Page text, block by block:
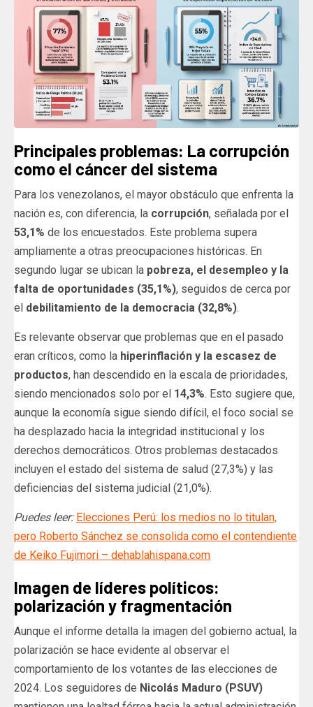
Principales problemas: La corrupción
como el cáncer del sistema
Para los venezolanos, el mayor obstáculo que enfrenta la
nación es, con diferencia, la corrupción, señalada por el
53,1% de los encuestados. Este problema supera
ampliamente a otras preocupaciones históricas. En
segundo lugar se ubican la pobreza, el desempleo y la
falta de oportunidades (35,1%), seguidos de cerca por
el debilitamiento de la democracia (32,8%).
Es relevante observar que problemas que en el pasado
eran críticos, como la hiperinflación y la escasez de
productos, han descendido en la escala de prioridades,
siendo mencionados solo por el 14,3%. Esto sugiere que,
aunque la economía sigue siendo difícil, el foco social se
ha desplazado hacia la integridad institucional y los
derechos democráticos. Otros problemas destacados
incluyen el estado del sistema de salud (27,3%) y las
deficiencias del sistema judicial (21,0%).
Puedes leer: Elecciones Perú: los medios no lo titulan,
pero Roberto Sánchez se consolida como el contendiente
de Keiko Fujimori – dehablahispana.com
Imagen de líderes políticos:
polarización y fragmentación
Aunque el informe detalla la imagen del gobierno actual, la
polarización se hace evidente al observar el
comportamiento de los votantes de las elecciones de
2024. Los seguidores de Nicolás Maduro (PSUV)